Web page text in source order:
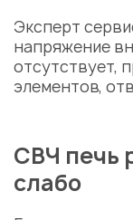
Эксперт
напряжение
отсутствует,
элементов,
СВЧ печь
слабо